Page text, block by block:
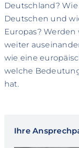
Deutschland?
Deutschen und
Europas?
weiter
wie eine
welche
hat.
Ihre